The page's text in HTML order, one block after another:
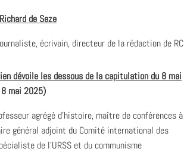
de Seze
écrivain, directeur de la rédaction de RC
dévoile les dessous de la capitulation du 8 mai
mai 2025)
agrégé d’histoire, maître de conférences à
général adjoint du Comité international des
de l’URSS et du communisme